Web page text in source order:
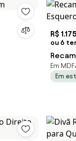
R$
ou 6
Em
Em